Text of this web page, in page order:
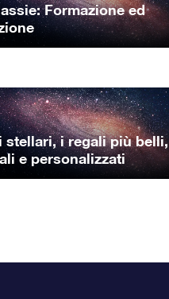
Formazione ed
stellari, i regali più belli,
e personalizzati